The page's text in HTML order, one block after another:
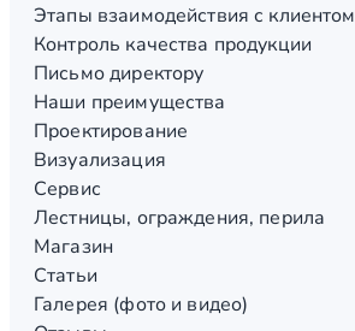
Этапы взаимодействия с клиентом
Контроль качества продукции
Письмо директору
Наши преимущества
Проектирование
Визуализация
Сервис
Лестницы, ограждения, перила
Магазин
Статьи
Галерея (фото и видео)